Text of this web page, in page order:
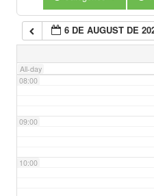
6 DE AUGUST DE
All-day
07:00
08:00
09:00
10:00